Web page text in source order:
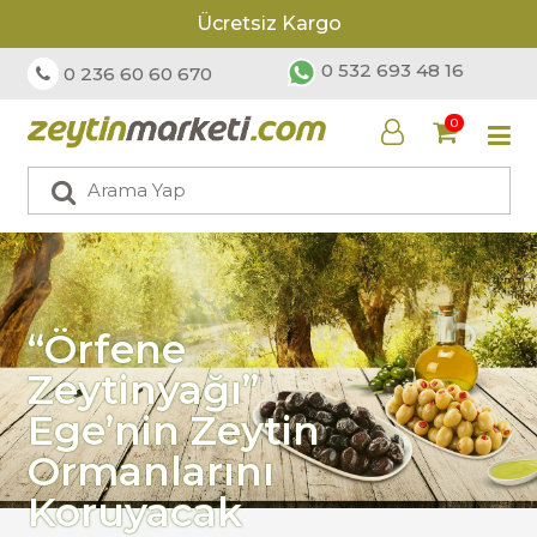
Ücretsiz Kargo
0 236 60 60 670 0 532 693 48 16
0
“Örfene
Zeytinyağı”
Ege’nin Zeytin
Ormanlarını
Koruyacak